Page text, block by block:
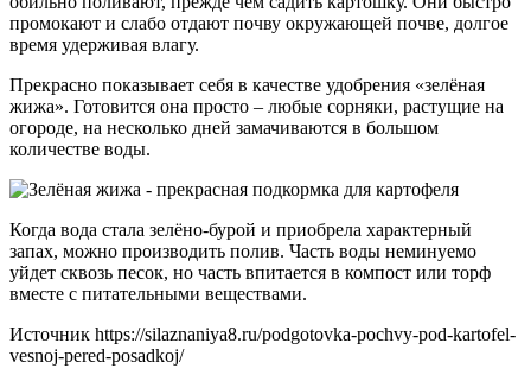
промокают и слабо отдают почву окружающей почве, долгое
время удерживая влагу.
Прекрасно показывает себя в качестве удобрения «зелёная
жижа». Готовится она просто – любые сорняки, растущие на
огороде, на несколько дней замачиваются в большом
количестве воды.
Когда вода стала зелёно-бурой и приобрела характерный
запах, можно производить полив. Часть воды неминуемо
уйдет сквозь песок, но часть впитается в компост или торф
вместе с питательными веществами.
Источник https://silaznaniya8.ru/podgotovka-pochvy-pod-kartofel-
vesnoj-pered-posadkoj/